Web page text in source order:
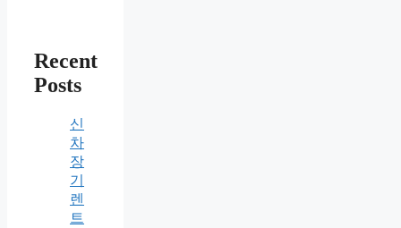
Recent
Posts
신
차
장
기
렌
트